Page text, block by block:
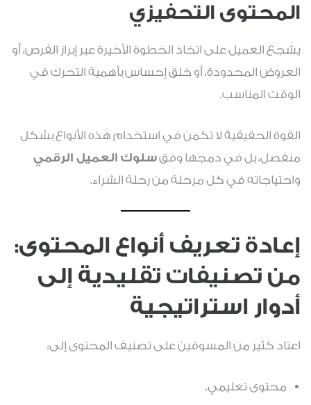
المحتوى التحفيزي
يشجع العميل على اتخاذ الخطوة الأخيرة عبر إبراز الفرص، أو
العروض المحدودة، أو خلق إحساس بأهمية التحرك في
الوقت المناسب.
القوة الحقيقية لا تكمن في استخدام هذه الأنواع بشكل
منفصل، بل في دمجها وفقسلوك العميل الرقمي
واحتياجاته في كل مرحلة من رحلة الشراء.
إعادة تعريف أنواع المحتوى:
من تصنيفات تقليدية إلى
أدوار استراتيجية
اعتاد كثير من المسوقين على تصنيف المحتوى إلى:
محتوى تعليمي.